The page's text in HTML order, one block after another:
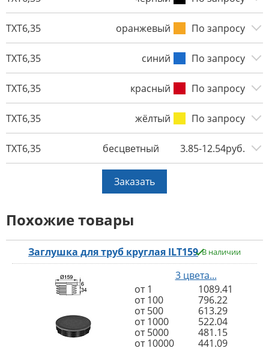
TXT6,35 оранжевый По запросу
TXT6,35 синий По запросу
TXT6,35 красный По запросу
TXT6,35 жёлтый По запросу
TXT6,35 бесцветный 3.85-12.54руб.
Заказать
Похожие товары
Заглушка для труб круглая ILT159 В наличии
3 цвета...
от 1
1089.41
от 100
796.22
от 500
613.29
от 1000
522.04
от 5000
481.15
от 10000
441.09